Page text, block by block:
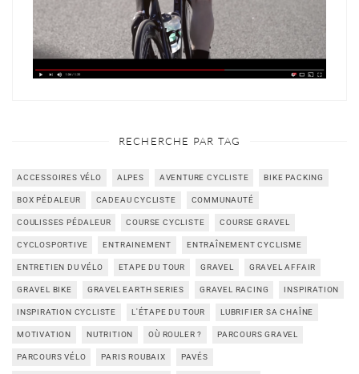
RECHERCHE PAR TAG
ACCESSOIRES VÉLO ALPES AVENTURE CYCLISTE BIKE PACKING
BOX PÉDALEUR CADEAU CYCLISTE COMMUNAUTÉ
COULISSES PÉDALEUR COURSE CYCLISTE COURSE GRAVEL
CYCLOSPORTIVE ENTRAINEMENT ENTRAÎNEMENT CYCLISME
ENTRETIEN DU VÉLO ETAPE DU TOUR GRAVEL GRAVEL AFFAIR
GRAVEL BIKE GRAVEL EARTH SERIES GRAVEL RACING INSPIRATION
INSPIRATION CYCLISTE L'ÉTAPE DU TOUR LUBRIFIER SA CHAÎNE
MOTIVATION NUTRITION OÙ ROULER ? PARCOURS GRAVEL
PARCOURS VÉLO PARIS ROUBAIX PAVÉS